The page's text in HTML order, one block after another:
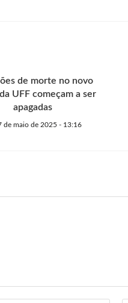
de morte no novo
UFF começam a ser
apagadas
de maio de 2025 - 13:16